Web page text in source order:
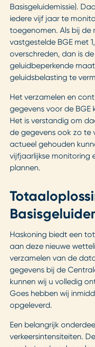
Basisgeluidemissie).
iedere vijf jaar te
toegenomen. Als bij
vastgestelde BGE met
overschreden, dan is
geluidbeperkende
geluidsbelasting te
Het verzamelen en
gegevens voor de BGE
Het is verstandig om
de gegevens ook zo te
actueel gehouden
vijfjaarlijkse monitoring
plannen.
Haskoning biedt een
aan deze nieuwe
verzamelen van de
gegevens bij de
kunnen wij u volledig
Goes hebben wij
opgeleverd.
Een belangrijk
verkeersintensiteiten.